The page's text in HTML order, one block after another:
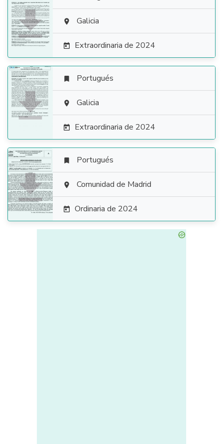
  Galicia
 Extraordinaria de 2024

 Portugués
 Galicia
 Extraordinaria de 2024

 Portugués
 Comunidad de Madrid
 Ordinaria de 2024